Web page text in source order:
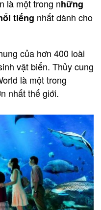
là một trong những
tiếng nhất dành cho
của hơn 400 loài
vật biển. Thủy cung
là một trong
nhất thế giới.